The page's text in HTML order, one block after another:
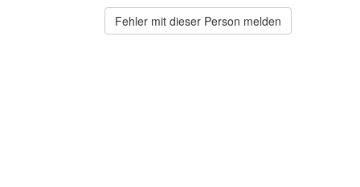
Fehler mit dieser Person melden